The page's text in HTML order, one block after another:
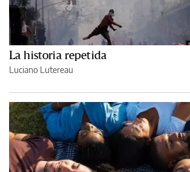
La historia repetida
Luciano Lutereau